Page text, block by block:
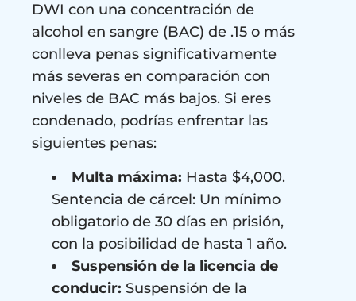
DWI con una concentración de
alcohol en sangre (BAC) de .15 o más
conlleva penas significativamente
más severas en comparación con
niveles de BAC más bajos. Si eres
condenado, podrías enfrentar las
siguientes penas:
Multa máxima: Hasta $4,000.
Sentencia de cárcel: Un mínimo
obligatorio de 30 días en prisión,
con la posibilidad de hasta 1 año.
Suspensión de la licencia de
conducir: Suspensión de la